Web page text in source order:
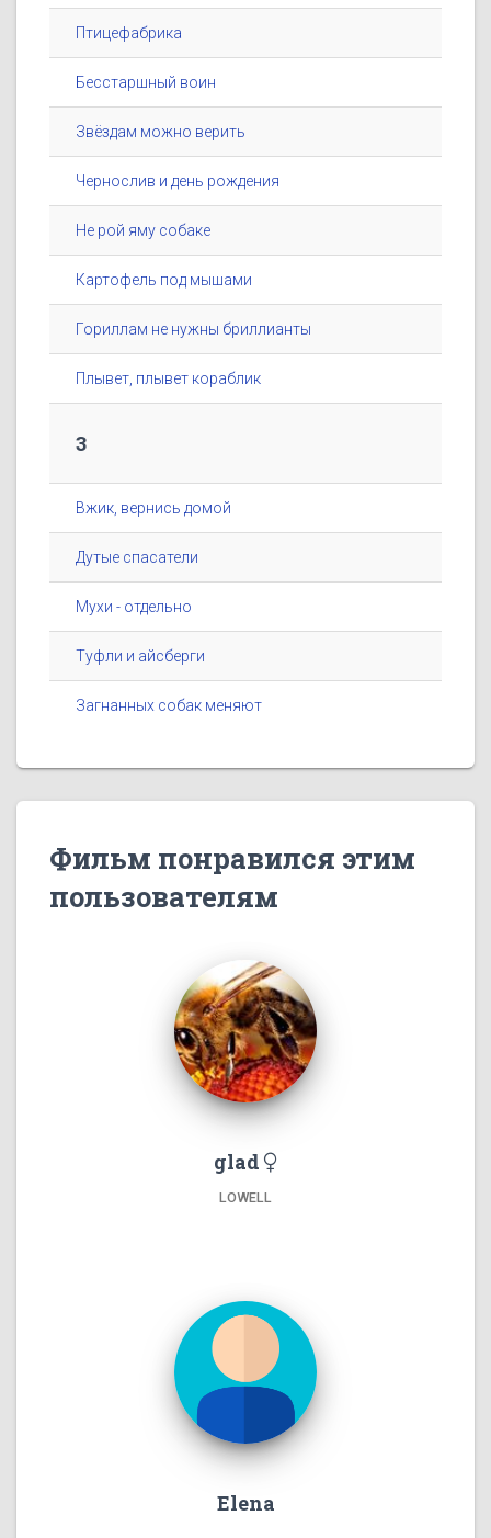
Птицефабрика
Бесстаршный воин
Звёздам можно верить
Чернослив и день рождения
Не рой яму собаке
Картофель под мышами
Гориллам не нужны бриллианты
Плывет, плывет кораблик
3
Вжик, вернись домой
Дутые спасатели
Мухи - отдельно
Туфли и айсберги
Загнанных собак меняют
Фильм понравился этим
пользователям
glad
LOWELL
Elena